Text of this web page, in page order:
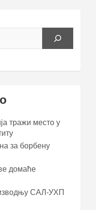
тражи место у
за борбену
домаће
САЛ-УХП